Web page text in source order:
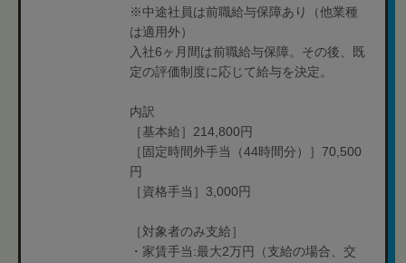
※中途社員は前職給与保障あり（他業種
は適用外）
入社6ヶ月間は前職給与保障。その後、既
定の評価制度に応じて給与を決定。
内訳
［基本給］214,800円
［固定時間外手当（44時間分）］70,500
円
［資格手当］3,000円
［対象者のみ支給］
・家賃手当:最大2万円（支給の場合、交